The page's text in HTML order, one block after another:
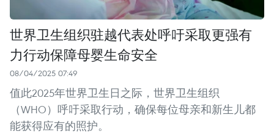
世界卫生组织驻越代表处呼吁采取更强有
力行动保障母婴生命安全
08/04/2025 07:49
值此2025年世界卫生日之际，世界卫生组织
（WHO）呼吁采取行动，确保每位母亲和新生儿都
能获得应有的照护。